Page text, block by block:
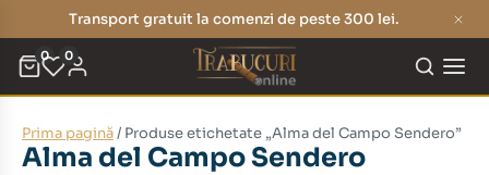
Transport gratuit la comenzi de peste 300 lei.
0 0
Prima pagină/ Produse etichetate „Alma del Campo Sendero”
Alma del Campo Sendero